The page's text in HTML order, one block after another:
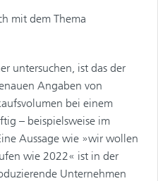
mit dem Thema
untersuchen, ist das der
Angaben von
bei einem
– beispielsweise im
Aussage wie »wir wollen
wie 2022« ist in der
Unternehmen